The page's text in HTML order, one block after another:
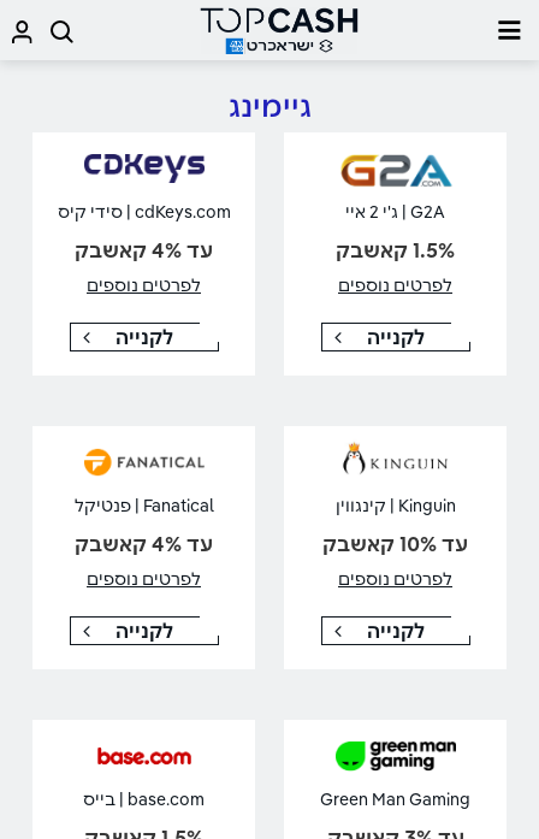
גיימינג
G2A | ג'י 2 איי
1.5% קאשבק
לפרטים נוספים
לקנייה
cdKeys.com | סידי קיס
עד 4% קאשבק
לפרטים נוספים
לקנייה
Kinguin | קינגווין
עד 10% קאשבק
לפרטים נוספים
לקנייה
Fanatical | פנטיקל
עד 4% קאשבק
לפרטים נוספים
לקנייה
Green Man Gaming base.com | בייס